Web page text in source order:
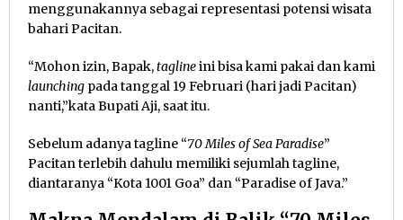
menggunakannya sebagai representasi potensi wisata
bahari Pacitan.
“Mohon izin, Bapak,taglineini bisa kami pakai dan kami
launching pada tanggal 19 Februari (hari jadi Pacitan)
nanti,”kata Bupati Aji, saat itu.
Sebelum adanya tagline “70 Miles of Sea Paradise”
Pacitan terlebih dahulu memiliki sejumlah tagline,
diantaranya “Kota 1001 Goa” dan “Paradise of Java.”